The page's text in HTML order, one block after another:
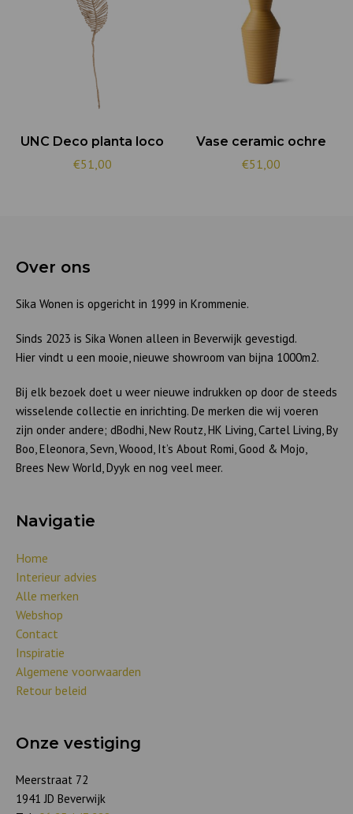
UNC Deco planta loco
€51,00
Vase ceramic ochre
€51,00
Over ons
Sika Wonen is opgericht in 1999 in Krommenie.
Sinds 2023 is Sika Wonen alleen in Beverwijk gevestigd.
Hier vindt u een mooie, nieuwe showroom van bijna 1000m2.
Bij elk bezoek doet u weer nieuwe indrukken op door de steeds
wisselende collectie en inrichting. De merken die wij voeren
zijn onder andere; dBodhi, New Routz, HK Living, Cartel Living, By
Boo, Eleonora, Sevn, Woood, It’s About Romi, Good & Mojo,
Brees New World, Dyyk en nog veel meer.
Navigatie
Home
Interieur advies
Alle merken
Webshop
Contact
Inspiratie
Algemene voorwaarden
Retour beleid
Onze vestiging
Meerstraat 72
1941 JD Beverwijk